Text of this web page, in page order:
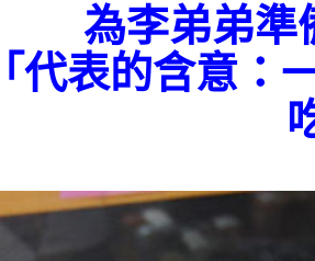
為李弟弟準
代表的含意：